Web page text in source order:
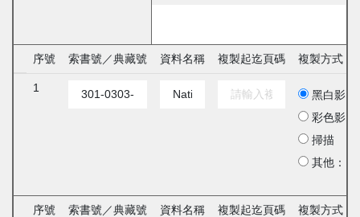
序號 索書號／典藏號 資料名稱 複製起迄頁碼 複製方式
1
黑白影印
彩色影印
掃描
其他：
序號 索書號／典藏號 資料名稱 複製起迄頁碼 複製方式